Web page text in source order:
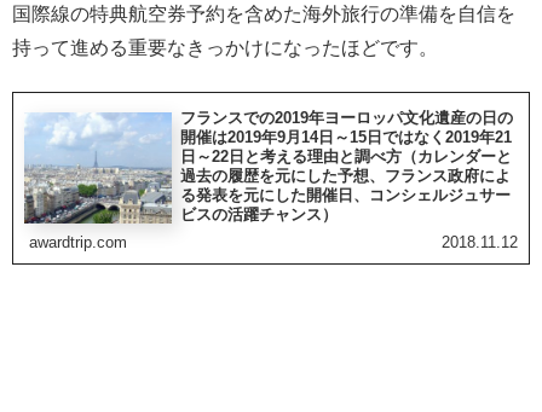
国際線の特典航空券予約を含めた海外旅行の準備を自信を
持って進める重要なきっかけになったほどです。
フランスでの2019年ヨーロッパ文化遺産の日の
開催は2019年9月14日～15日ではなく2019年21
日～22日と考える理由と調べ方（カレンダーと
過去の履歴を元にした予想、フランス政府によ
る発表を元にした開催日、コンシェルジュサー
ビスの活躍チャンス）
awardtrip.com
2018.11.12